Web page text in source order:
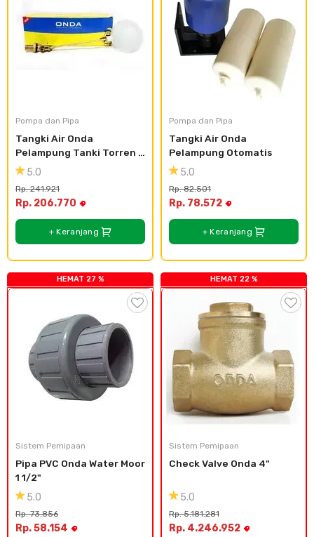
Pompa dan Pipa
Tangki Air Onda
Pelampung Tanki Torren
1/2 inch
5.0
Rp. 241.921
Rp. 206.770
+ Keranjang
Pompa dan Pipa
Tangki Air Onda
Pelampung Otomatis
5.0
Rp. 82.501
Rp. 78.572
+ Keranjang
HEMAT 27 %
Sistem Pemipaan
Pipa PVC Onda Water Moor
1 1/2"
5.0
Rp. 73.856
Rp. 58.154
HEMAT 22 %
Sistem Pemipaan
Check Valve Onda 4"
5.0
Rp. 5.181.281
Rp. 4.246.952